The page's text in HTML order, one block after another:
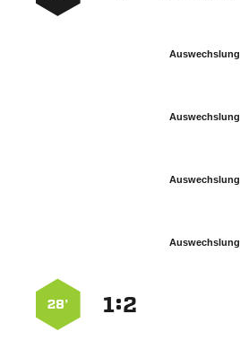
Auswechslung
Auswechslung
Auswechslung
Auswechslung
:
28’